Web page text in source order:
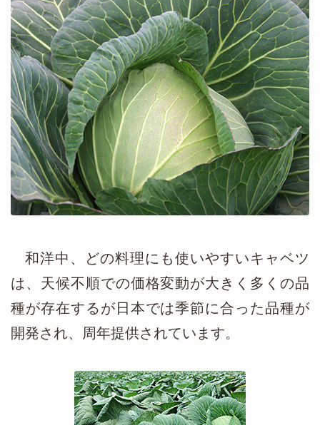
和洋中、どの料理にも使いやすいキャベツ
は、天候不順での価格変動が大きく多くの品
種が存在するが日本では季節に合った品種が
開発され、周年提供されています。